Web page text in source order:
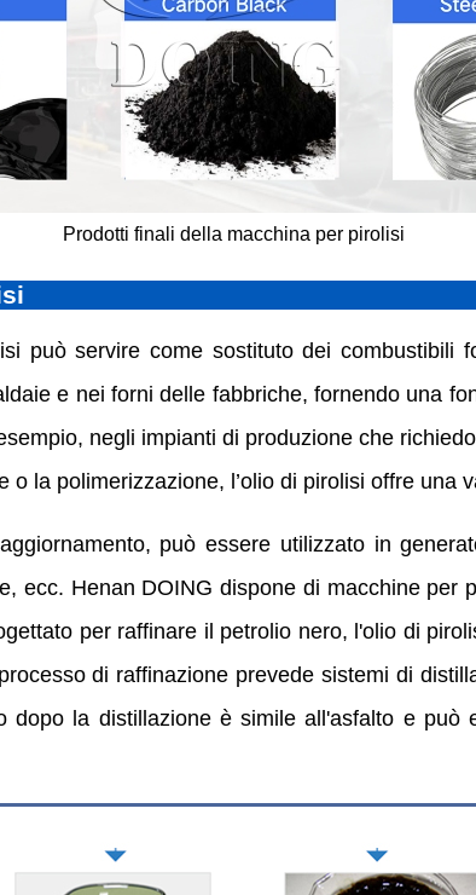
Prodotti finali della macchina per pirolisi
può servire come sostituto dei combustibili
e nei forni delle fabbriche, fornendo una
negli impianti di produzione che
o la polimerizzazione, l’olio di pirolisi offre una
può essere utilizzato in
ecc. Henan DOING dispone di macchine per
per raffinare il petrolio nero, l'olio di
di raffinazione prevede sistemi di
dopo la distillazione è simile all'asfalto e può